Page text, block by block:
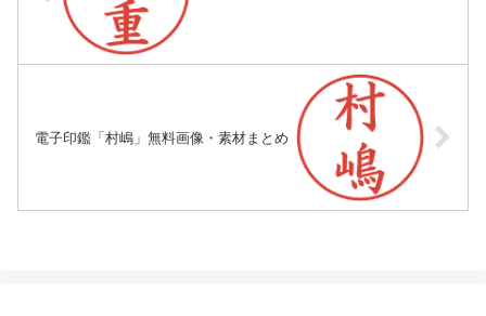
電子印鑑「村嶋」無料画像・素材まとめ